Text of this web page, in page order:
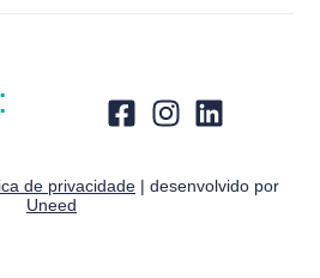
de privacidade | desenvolvido por
Uneed